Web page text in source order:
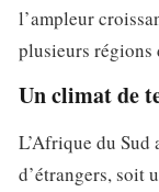
l’ampleur
plusieurs régions
Un climat de
L’Afrique du
d’étrangers, soit